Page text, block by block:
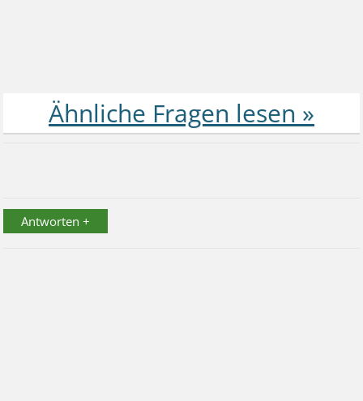
Antworten +